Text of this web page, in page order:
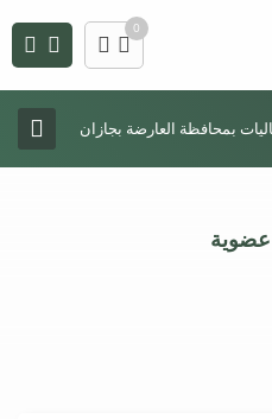
0
بمحافظة العارضة بجازان